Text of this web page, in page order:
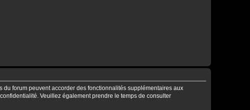
du forum peuvent accorder des fonctionnalités supplémentaires aux
Veuillez également prendre le temps de consulter